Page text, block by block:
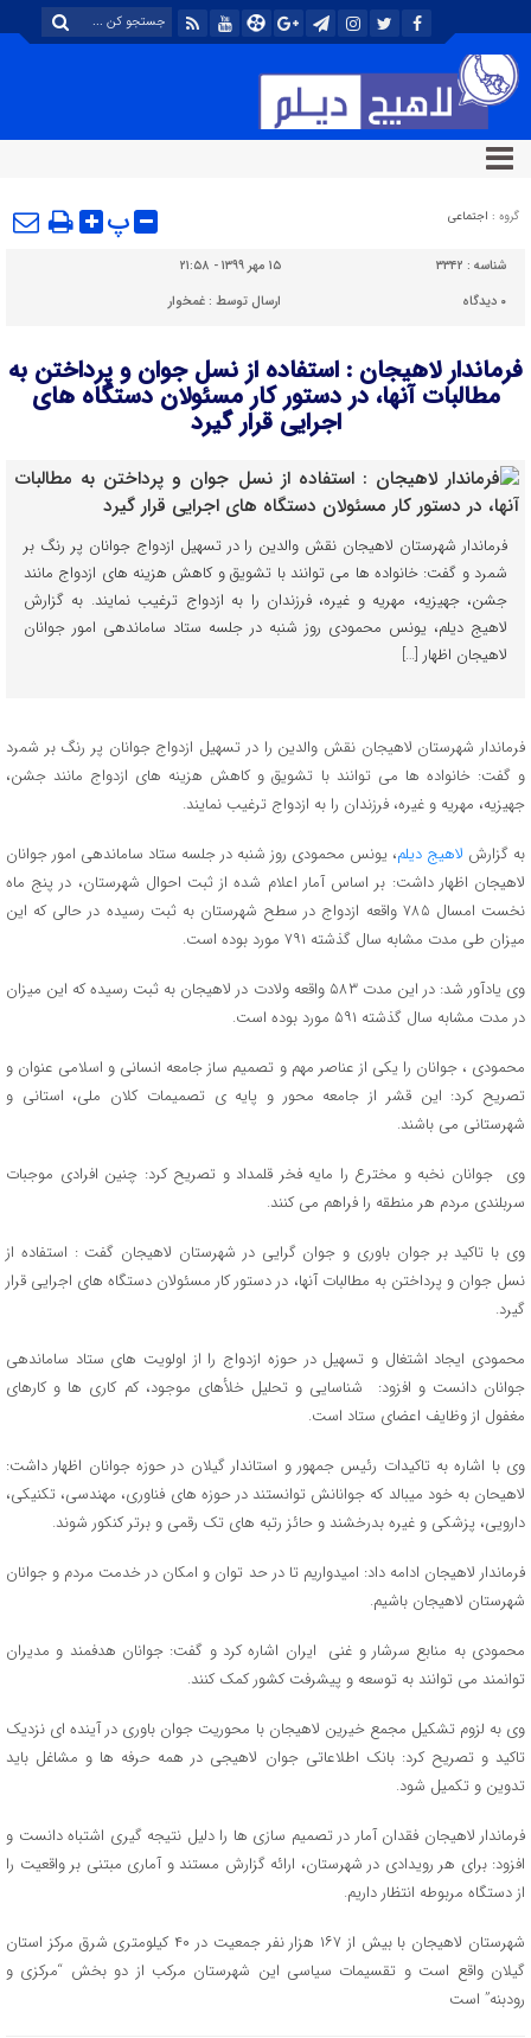
گروه : اجتماعی پ
شناسه : ۳۳۴۲
۱۵ مهر ۱۳۹۹ - ۲۱:۵۸
۰ دیدگاه ارسال توسط :غمخوار
فرماندار لاهیجان : استفاده از نسل جوان و پرداختن به
مطالبات آنها، در دستور کار مسئولان دستگاه های
اجرایی قرار گیرد
فرماندار شهرستان لاهیجان نقش والدین را در تسهیل ازدواج جوانان پر رنگ بر
شمرد و گفت: خانواده ها می توانند با تشویق و کاهش هزینه های ازدواج مانند
جشن، جهیزیه، مهریه و غیره، فرزندان را به ازدواج ترغیب نمایند. به گزارش
لاهیج دیلم، یونس محمودی روز شنبه در جلسه ستاد ساماندهی امور جوانان
لاهیجان اظهار […]
فرماندار شهرستان لاهیجان نقش والدین را در تسهیل ازدواج جوانان پر رنگ بر شمرد
و گفت: خانواده ها می توانند با تشویق و کاهش هزینه های ازدواج مانند جشن،
جهیزیه، مهریه و غیره، فرزندان را به ازدواج ترغیب نمایند.
به گزارش لاهیج دیلم، یونس محمودی روز شنبه در جلسه ستاد ساماندهی امور جوانان
لاهیجان اظهار داشت: بر اساس آمار اعلام شده از ثبت احوال شهرستان، در پنج ماه
نخست امسال ۷۸۵ واقعه ازدواج در سطح شهرستان به ثبت رسیده در حالی که این
میزان طی مدت مشابه سال گذشته ۷۹۱ مورد بوده است.
وی یادآور شد: در این مدت ۵۸۳ واقعه ولادت در لاهیجان به ثبت رسیده که این میزان
در مدت مشابه سال گذشته ۵۹۱ مورد بوده است.
محمودی ، جوانان را یکی از عناصر مهم و تصمیم ساز جامعه انسانی و اسلامی عنوان و
تصریح کرد: این قشر از جامعه محور و پایه ی تصمیمات کلان ملی، استانی و
شهرستانی می باشند.
وی جوانان نخبه و مخترع را مایه فخر قلمداد و تصریح کرد: چنین افرادی موجبات
سربلندی مردم هر منطقه را فراهم می کنند.
وی با تاکید بر جوان باوری و جوان گرایی در شهرستان لاهیجان گفت : استفاده از
نسل جوان و پرداختن به مطالبات آنها، در دستور کار مسئولان دستگاه های اجرایی قرار
گیرد.
محمودی ایجاد اشتغال و تسهیل در حوزه ازدواج را از اولویت های ستاد ساماندهی
جوانان دانست و افزود: شناسایی و تحلیل خلأهای موجود، کم کاری ها و کارهای
مغفول از وظایف اعضای ستاد است.
وی با اشاره به تاکیدات رئیس جمهور و استاندار گیلان در حوزه جوانان اظهار داشت:
لاهیحان به خود میبالد که جوانانش توانستند در حوزه های فناوری، مهندسی، تکنیکی،
دارویی، پزشکی و غیره بدرخشند و حائز رتبه های تک رقمی و برتر کنکور شوند.
فرماندار لاهیجان ادامه داد: امیدواریم تا در حد توان و امکان در خدمت مردم و جوانان
شهرستان لاهیجان باشیم.
محمودی به منابع سرشار و غنی ایران اشاره کرد و گفت: جوانان هدفمند و مدیران
توانمند می توانند به توسعه و پیشرفت کشور کمک کنند.
وی به لزوم تشکیل مجمع خیرین لاهیجان با محوریت جوان باوری در آینده ای نزدیک
تاکید و تصریح کرد: بانک اطلاعاتی جوان لاهیجی در همه حرفه ها و مشاغل باید
تدوین و تکمیل شود.
فرماندار لاهیجان فقدان آمار در تصمیم سازی ها را دلیل نتیجه گیری اشتباه دانست و
افزود: برای هر رویدادی در شهرستان، ارائه گزارش مستند و آماری مبتنی بر واقعیت را
از دستگاه مربوطه انتظار داریم.
شهرستان لاهیجان با بیش از ۱۶۷ هزار نفر جمعیت در ۴۰ کیلومتری شرق مرکز استان
گیلان واقع است و تقسیمات سیاسی این شهرستان مرکب از دو بخش “مرکزی و
رودبنه” است